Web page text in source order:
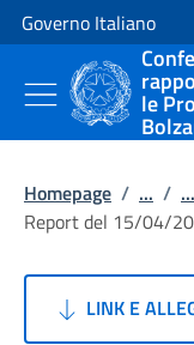
Vai al contenuto
Vai alla navigazione del
Governo Italiano
le
Homepage / ... / ...
Report del 15/04/
LINK E